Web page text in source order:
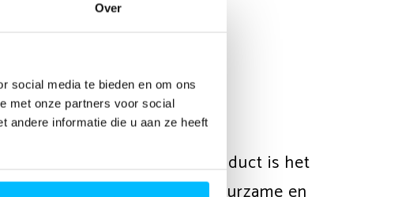
Over
social media te bieden en om ons
met onze partners voor social
andere informatie die u aan ze heeft
Dit innovatieve product is het